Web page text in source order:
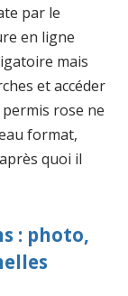
par le
en ligne
mais
et accéder
rose ne
format,
quoi il
: photo,